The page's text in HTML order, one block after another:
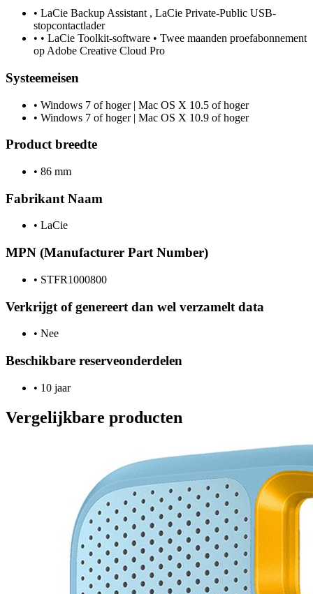
• LaCie Backup Assistant , LaCie Private-Public USB-
stopcontactlader
• • LaCie Toolkit-software • Twee maanden proefabonnement
op Adobe Creative Cloud Pro
Systeemeisen
• Windows 7 of hoger | Mac OS X 10.5 of hoger
• Windows 7 of hoger | Mac OS X 10.9 of hoger
Product breedte
• 86 mm
Fabrikant Naam
• LaCie
MPN (Manufacturer Part Number)
• STFR1000800
Verkrijgt of genereert dan wel verzamelt data
• Nee
Beschikbare reserveonderdelen
• 10 jaar
Vergelijkbare producten